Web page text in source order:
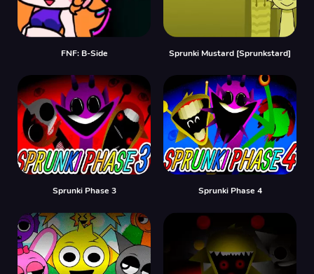
FNF: B-Side Sprunki Mustard [Sprunkstard]
Sprunki Phase 3 Sprunki Phase 4